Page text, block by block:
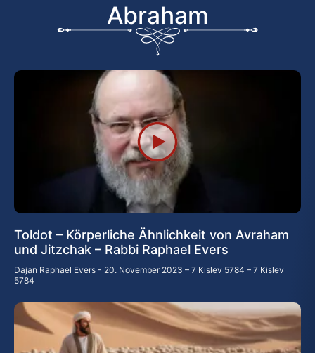
Abraham
Toldot – Körperliche Ähnlichkeit von Avraham
und Jitzchak – Rabbi Raphael Evers
Dajan Raphael Evers
20. November 2023 – 7 Kislev 5784 – 7 Kislev
5784